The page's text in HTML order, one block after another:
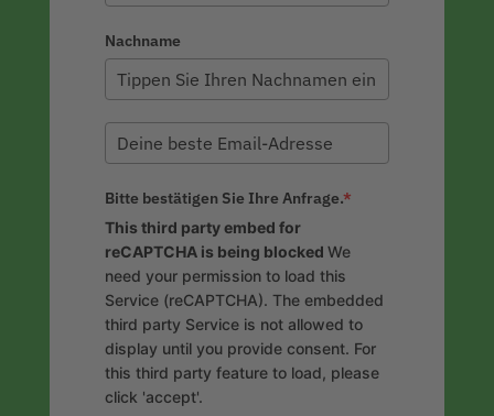
Nachname
Bitte bestätigen Sie Ihre Anfrage.*
This third party embed for
reCAPTCHA is being blocked We
need your permission to load this
Service (reCAPTCHA). The embedded
third party Service is not allowed to
display until you provide consent. For
this third party feature to load, please
click 'accept'.